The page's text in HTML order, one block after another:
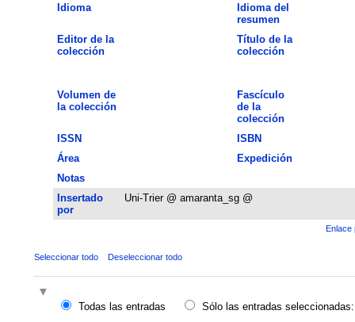
Idioma
Idioma del
resumen
Editor de la
colección
Título de la
colección
Volumen de
la colección
Fascículo
de la
colección
ISSN
ISBN
Área
Expedición
Notas
Insertado
por
Uni-Trier @ amaranta_sg @
Enlace
Seleccionar todo Deseleccionar todo
Todas las entradas
Sólo las entradas seleccionadas: